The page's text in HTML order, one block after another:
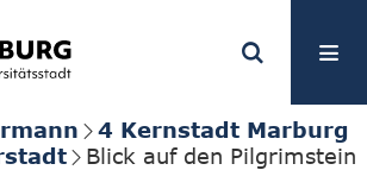
4 Kernstadt Marburg
Blick auf den Pilgrimstein